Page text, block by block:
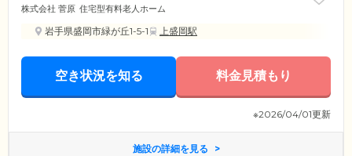
株式会社 菅原 住宅型有料老人ホーム
岩手県盛岡市緑が丘1-5-1 上盛岡駅
空き状況を知る 料金見積もり
※2026/04/01更新
施設の詳細を見る